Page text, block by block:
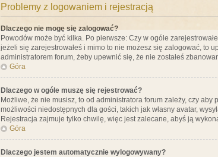
Problemy z logowaniem i rejestracją
Dlaczego nie mogę się zalogować?
Powodów może być kilka. Po pierwsze: Czy w ogóle
jeżeli się zarejestrowałeś i mimo to nie możesz się zalogować, to
administratorem forum, żeby upewnić się, że nie zostałeś
Góra
Dlaczego w ogóle muszę się rejestrować?
Możliwe, że nie musisz, to od administratora forum zależy, czy
możliwości niedostępnych dla gości, takich jak własny avatar,
Rejestracja zajmuje tylko chwilę, więc jest zalecane, abyś ją
Góra
Dlaczego jestem automatycznie wylogowywany?